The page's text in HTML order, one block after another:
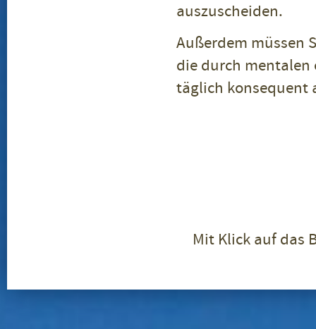
auszuscheiden.
Außerdem müssen
die durch mentalen
täglich konsequent
Mit Klick auf das